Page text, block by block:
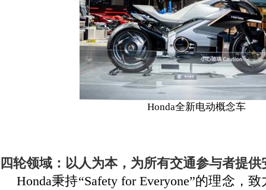
Honda全新电动概念车
四轮领域：以人为本，为所有交通参与者提
Honda秉持“Safety for Everyone”的理念，